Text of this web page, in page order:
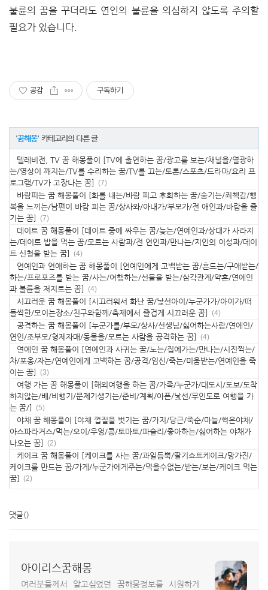
불륜의 꿈을 꾸더라도 연인의 불륜을 의심하지 않도록 주의할
필요가 있습니다.
공감 구독하기
'꿈해몽' 카테고리의 다른 글
텔레비전, TV 꿈 해몽풀이 [TV에 출연하는 꿈/광고를 보는/채널을/열광하
는/영상이 깨지는/TV를 수리하는 꿈/TV를 끄는/토론/스포츠/드라마/요리 프
로그램/TV가 고장나는 꿈] (7)
바람피는 꿈 해몽풀이 [화를 내는/바람 피고 후회하는 꿈/숨기는/죄책감/행
복을 느끼는/남편이 바람 피는 꿈/상사와/아내가/부모가/전 애인과/바람을 즐
기는 꿈] (7)
데이트 꿈 해몽풀이 [데이트 중에 싸우는 꿈/늦는/연예인과/상대가 사라지
는/데이트 밥을 먹는 꿈/모르는 사람과/전 연인과/만나는/지인의 이성과/데이
트 신청을 받는 꿈] (4)
연예인과 연애하는 꿈 해몽풀이 [연예인에게 고백받는 꿈/흔드는/구애받는/
하는/프로포즈를 받는 꿈/사는/여행하는/선물을 받는/삼각관계/약혼/연예인
과 불륜을 저지르는 꿈] (4)
시끄러운 꿈 해몽풀이 [시끄러워서 화난 꿈/낯선아이/누군가가/아이가/떠
들썩한/모이는장소/친구와함께/축제에서 즐겁게 시끄러운 꿈] (4)
공격하는 꿈 해몽풀이 [누군가를/부모/상사/선생님/싫어하는사람/연예인/
연인/조부모/형제자매/동물을/모르는 사람을 공격하는 꿈] (4)
연예인 꿈 해몽풀이 [연예인과 사귀는 꿈/노는/집에가는/만나는/시진찍는/
차/포옹/자는/연예인에게 고백하는 꿈/공격/임신/죽는/미움받는/연예인을 죽
이는 꿈] (3)
여행 가는 꿈 해몽풀이 [해외여행을 하는 꿈/가족/누군가/대도시/도보/도착
하지않는/배/비행기/문제가생기는/준비/계획/아픈/낯선/무인도로 여행을 가
는 꿈/] (5)
야채 꿈 해몽풀이 [야채 껍질을 벗기는 꿈/가지/당근/죽순/마늘/썩은야채/
아스파라거스/먹는/오이/우엉/콩/토마토/파슬리/좋아하는/싫어하는 야채가
나오는 꿈] (2)
케이크 꿈 해몽풀이 [케이크를 사는 꿈/과일듬뿍/딸기쇼트케이크/망가진/
케이크를 만드는 꿈/가게/누군가에게주는/먹을수없는/받는/보는/케이크 먹는
꿈] (2)
댓글()
아이리스꿈해몽
여러분들께서 알고싶었던 꿈해몽정보를 시원하게